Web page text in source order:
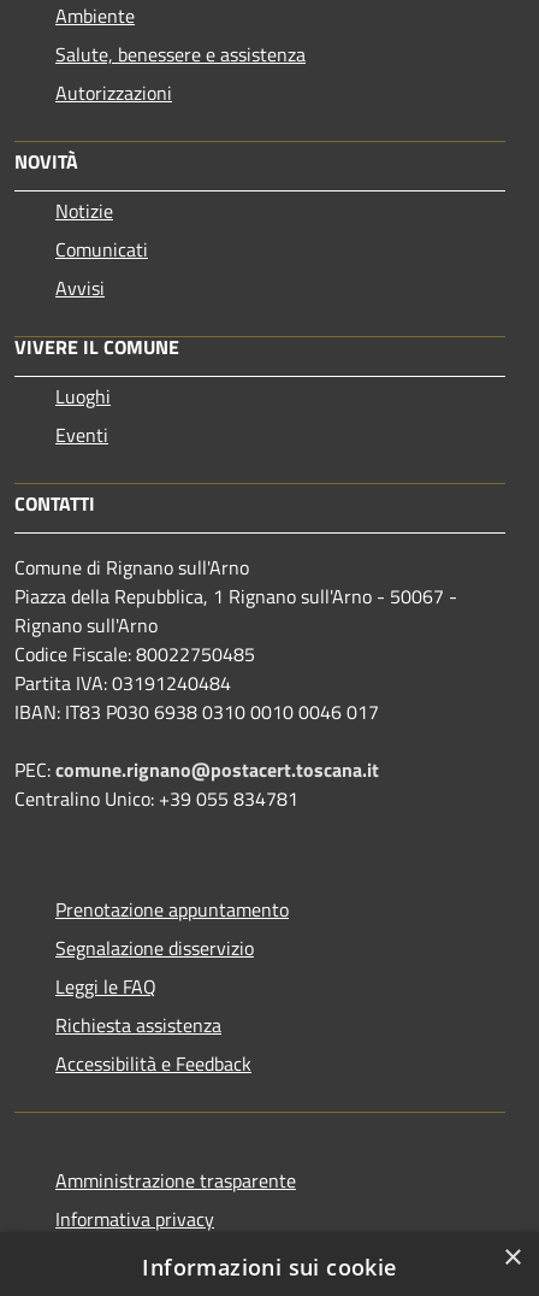
Ambiente
Salute, benessere e assistenza
Autorizzazioni
NOVITÀ
Notizie
Comunicati
Avvisi
VIVERE IL COMUNE
Luoghi
Eventi
CONTATTI
Comune di Rignano sull'Arno
Piazza della Repubblica, 1 Rignano sull'Arno - 50067 -
Rignano sull'Arno
Codice Fiscale: 80022750485
Partita IVA: 03191240484
IBAN: IT83 P030 6938 0310 0010 0046 017
PEC:comune.rignano@postacert.toscana.it
Centralino Unico: +39 055 834781
Prenotazione appuntamento
Segnalazione disservizio
Leggi le FAQ
Richiesta assistenza
Accessibilità e Feedback
Amministrazione trasparente
Informativa privacy
×
Informazioni sui cookie